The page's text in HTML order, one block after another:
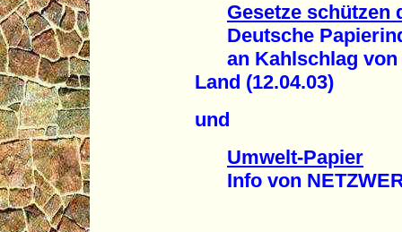
Gesetze schützen
Deutsche
an Kahlschlag von
Land (12.04.03)
und
Umwelt-Papier
Info von